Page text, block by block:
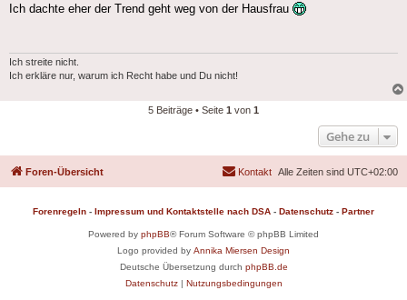
Ich dachte eher der Trend geht weg von der Hausfrau
Ich streite nicht.
Ich erkläre nur, warum ich Recht habe und Du nicht!
5 Beiträge • Seite 1 von 1
Gehe zu
Foren-Übersicht Alle Zeiten sind UTC+02:00
Kontakt
Forenregeln - Impressum und Kontaktstelle nach DSA - Datenschutz - Partner
Powered by phpBB® Forum Software © phpBB Limited
Logo provided by Annika Miersen Design
Deutsche Übersetzung durch phpBB.de
Datenschutz| Nutzungsbedingungen